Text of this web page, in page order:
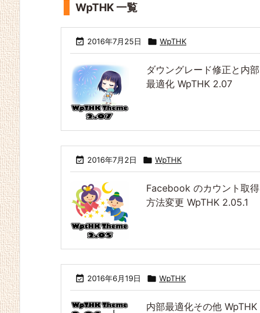
WpTHK 一覧
 2016年7月25日  WpTHK
ダウングレード修正と内部
最適化 WpTHK 2.07
 2016年7月2日  WpTHK
Facebook のカウント取得
方法変更 WpTHK 2.05.1
 2016年6月19日  WpTHK
内部最適化その他 WpTHK
VPS 等で動作しない問
題への対処 Luxeritas 1.
43 ＆ WpTHK 3.16
WpTHK 3.15 ちょこちょこ修正 Luxe
ritas 1.26 ＆ WpTHK
3.14
機能追加＋仕様変更＋
バグ修正 Luxeritas 1.2
5 ＆ WpTHK 3.13